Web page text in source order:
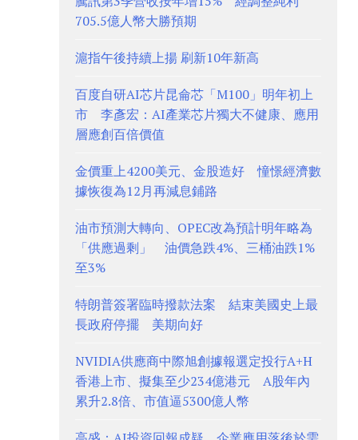
705.5億人幣大勝預期
滬指午後持續上揚 刷新10年新高
百度自研AI芯片昆侖芯「M100」明年初上
市 李彥宏：AI產業芯片獨大不健康、應用
層應創百倍價值
金價重上4200美元、金股造好 憧憬經濟數
據恢復為12月再減息鋪路
油市預測大轉向、OPEC改為預計明年略為
「供應過剩」 油價急跌4%、三桶油跌1%
至3%
特朗普簽署臨時撥款法案 結束美國史上最
長政府停擺 美期向好
NVIDIA供應商中際旭創據報選定投行A+H
香港上市、擬集至少234億港元 A股年內
累升2.8倍、市值逼5300億人幣